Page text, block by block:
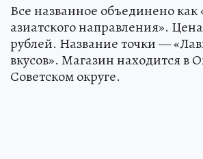
Все названное объединено как
азиатского направления».
рублей. Название точки —
вкусов». Магазин находится в
Советском округе.